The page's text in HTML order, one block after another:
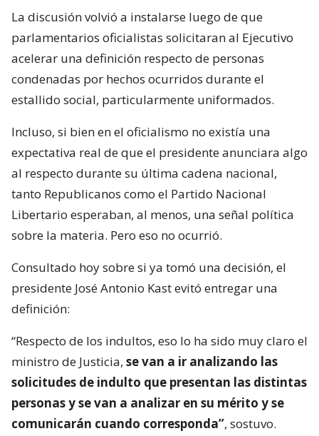
La discusión volvió a instalarse luego de que
parlamentarios oficialistas solicitaran al Ejecutivo
acelerar una definición respecto de personas
condenadas por hechos ocurridos durante el
estallido social, particularmente uniformados.
Incluso, si bien en el oficialismo no existía una
expectativa real de que el presidente anunciara algo
al respecto durante su última cadena nacional,
tanto Republicanos como el Partido Nacional
Libertario esperaban, al menos, una señal política
sobre la materia. Pero eso no ocurrió.
Consultado hoy sobre si ya tomó una decisión, el
presidente José Antonio Kast evitó entregar una
definición:
“Respecto de los indultos, eso lo ha sido muy claro el
ministro de Justicia, se van a ir analizando las
solicitudes de indulto que presentan las distintas
personas y se van a analizar en su mérito y se
comunicarán cuando corresponda”, sostuvo.